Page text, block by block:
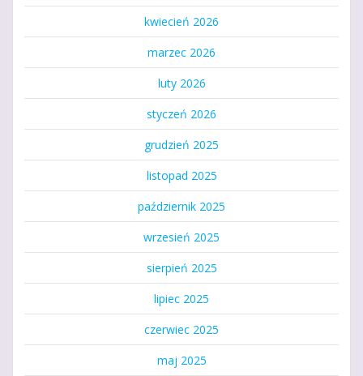
kwiecień 2026
marzec 2026
luty 2026
styczeń 2026
grudzień 2025
listopad 2025
październik 2025
wrzesień 2025
sierpień 2025
lipiec 2025
czerwiec 2025
maj 2025